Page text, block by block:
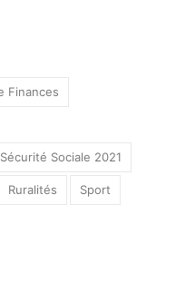
Finances
Sociale 2021
Ruralités Sport